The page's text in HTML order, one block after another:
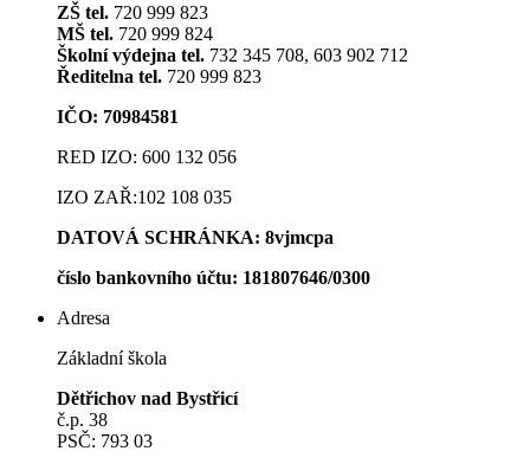
ZŠ tel. 720 999 823
MŠ tel. 720 999 824
Školní výdejna tel. 732 345 708, 603 902 712
Ředitelna tel. 720 999 823
IČO: 70984581
RED IZO: 600 132 056
IZO ZAŘ:102 108 035
DATOVÁ SCHRÁNKA: 8vjmcpa
číslo bankovního účtu: 181807646/0300
Adresa
Základní škola
Dětřichov nad Bystřicí
č.p. 38
PSČ: 793 03